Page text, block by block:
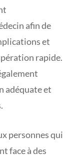
afin de
et
rapide.
adéquate et
personnes qui
face à des